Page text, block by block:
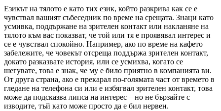
Езикът на тялото е като тих език, който разкрива как се е
чувствал вашият събеседник по време на срещата. Знаци като
усмивка, поддържане на зрителен контакт или накланяне на
тялото към вас показват, че той или тя е проявявал интерес и
се е чувствал спокойно. Например, ако по време на кафето
забележите, че човекът отсреща поддържа зрителен контакт,
докато разказвате история, или се усмихва, когато се
шегувате, това е знак, че му е било приятно в компанията ви.
От друга страна, ако е прекарал по-голямата част от времето в
гледане на телефона си или е избягвал зрителен контакт, това
може да подсказва липса на интерес – но не бързайте с
изводите, тъй като може просто да е бил нервен.